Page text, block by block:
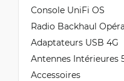
Console UniFi OS
Radio Backhaul
Adaptateurs USB 4G
Antennes Intérieures
Accessoires